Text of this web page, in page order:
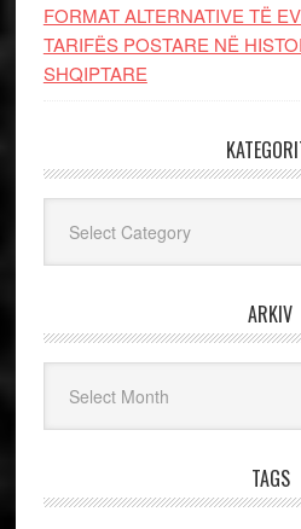
FORMAT ALTERNATIVE TË
TARIFËS POSTARE NË
SHQIPTARE
ARKIV
TAGS